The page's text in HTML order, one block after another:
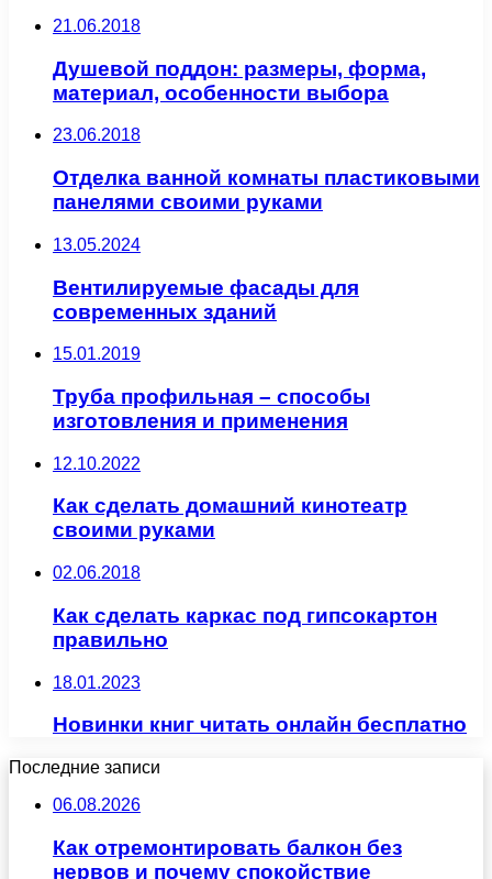
21.06.2018
Душевой поддон: размеры, форма,
материал, особенности выбора
23.06.2018
Отделка ванной комнаты пластиковыми
панелями своими руками
13.05.2024
Вентилируемые фасады для
современных зданий
15.01.2019
Труба профильная – способы
изготовления и применения
12.10.2022
Как сделать домашний кинотеатр
своими руками
02.06.2018
Как сделать каркас под гипсокартон
правильно
18.01.2023
Новинки книг читать онлайн бесплатно
Последние записи
06.08.2026
Как отремонтировать балкон без
нервов и почему спокойствие